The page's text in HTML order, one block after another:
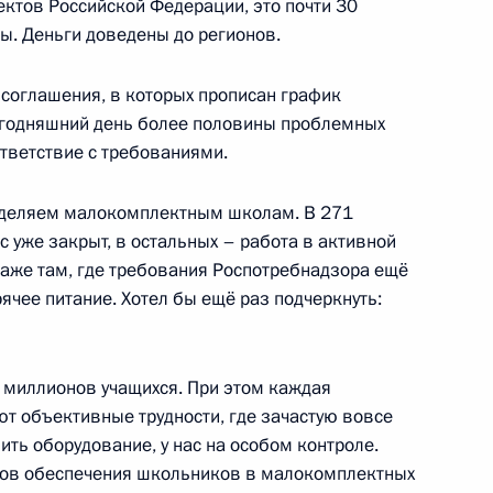
профессиональным
Российской Федерации, это почти 30
Деньги доведены до регионов.
в которых прописан график
день более половины проблемных
с требованиями.
малокомплектным школам. В 271
закрыт, в остальных – работа в активной
там, где требования Роспотребнадзора ещё
питание. Хотел бы ещё раз подчеркнуть:
учащихся. При этом каждая
объективные трудности, где зачастую вовсе
оборудование, у нас на особом контроле.
обеспечения школьников в малокомплектных